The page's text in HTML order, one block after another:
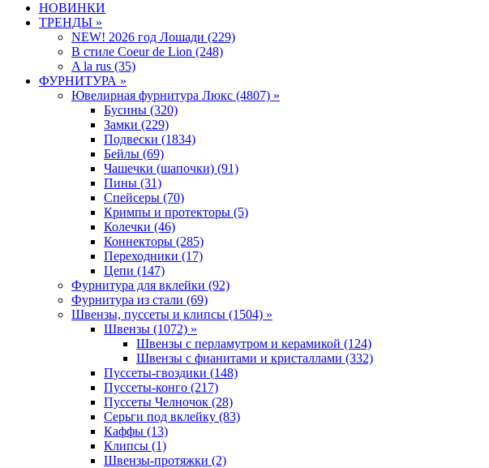
НОВИНКИ
ТРЕНДЫ »
NEW! 2026 год Лошади (229)
В стиле Coeur de Lion (248)
A la rus (35)
ФУРНИТУРА »
Ювелирная фyрнитyра Люкс (4807) »
Бусины (320)
Замки (229)
Подвески (1834)
Бейлы (69)
Чашечки (шапочки) (91)
Пины (31)
Спейсеры (70)
Кримпы и протекторы (5)
Колечки (46)
Коннекторы (285)
Переходники (17)
Цепи (147)
Фурнитура для вклейки (92)
Фурнитура из стали (69)
Швензы, пуссеты и клипсы (1504) »
Швензы (1072) »
Швензы с перламутром и керамикой (124)
Швензы с фианитами и кристаллами (332)
Пуссеты-гвоздики (148)
Пуссеты-конго (217)
Пуссеты Челночок (28)
Серьги под вклейку (83)
Каффы (13)
Клипсы (1)
Швензы-протяжки (2)